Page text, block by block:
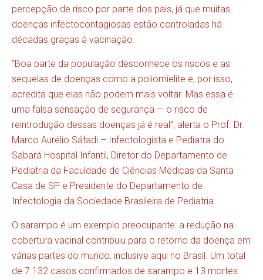
percepção de risco por parte dos pais, já que muitas
doenças infectocontagiosas estão controladas há
décadas graças à vacinação.
“Boa parte da população desconhece os riscos e as
sequelas de doenças como a poliomielite e, por isso,
acredita que elas não podem mais voltar. Mas essa é
uma falsa sensação de segurança — o risco de
reintrodução dessas doenças já é real”, alerta o Prof. Dr.
Marco Aurélio Sáfadi – Infectologista e Pediatra do
Sabará Hospital Infantil, Diretor do Departamento de
Pediatria da Faculdade de Ciências Médicas da Santa
Casa de SP e Presidente do Departamento de
Infectologia da Sociedade Brasileira de Pediatria.
O sarampo é um exemplo preocupante: a redução na
cobertura vacinal contribuiu para o retorno da doença em
várias partes do mundo, inclusive aqui no Brasil. Um total
de 7.132 casos confirmados de sarampo e 13 mortes